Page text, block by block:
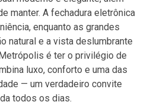
manter. A fechadura eletrônica
enquanto as grandes
natural e a vista deslumbrante
é ter o privilégio de
luxo, conforto e uma das
— um verdadeiro convite
todos os dias.